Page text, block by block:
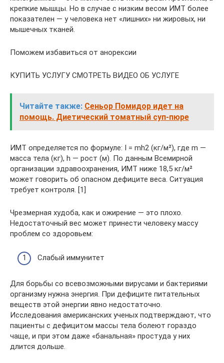
крепкие мышцы. Но в случае с низким весом ИМТ более
показателен — у человека нет «лишних» ни жировых, ни
мышечных тканей.
Поможем избавиться от анорексии
КУПИТЬ УСЛУГУ СМОТРЕТЬ ВИДЕО ОБ УСЛУГЕ
Читайте также: Сеньор Помидор идет на
помощь. Диетический томатный суп-пюре
ИМТ определяется по формуле: I = mh2 (кг/м²), где m —
масса тела (кг), h — рост (м). По данным Всемирной
организации здравоохранения, ИМТ ниже 18,5 кг/м²
может говорить об опасном дефиците веса. Ситуация
требует контроля. [1]
Чрезмерная худоба, как и ожирение — это плохо.
Недостаточный вес может принести человеку массу
проблем со здоровьем:
Слабый иммунитет
Для борьбы со всевозможными вирусами и бактериями
организму нужна энергия. При дефиците питательных
веществ этой энергии явно недостаточно.
Исследования американских ученых подтверждают, что
пациенты с дефицитом массы тела болеют гораздо
чаще, и при этом даже «банальная» простуда у них
длится дольше.